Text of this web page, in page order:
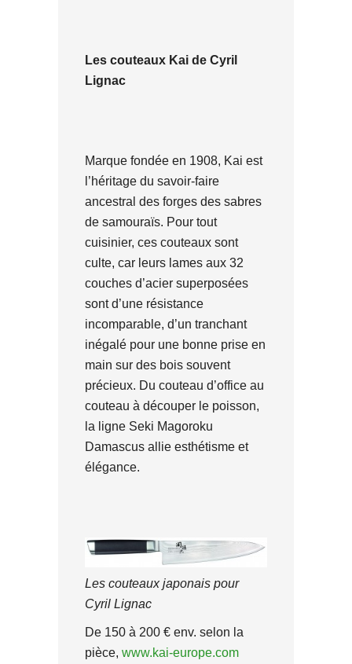
Les couteaux Kai de Cyril
Lignac
Marque fondée en 1908, Kai est
l’héritage du savoir-faire
ancestral des forges des sabres
de samouraïs. Pour tout
cuisinier, ces couteaux sont
culte, car leurs lames aux 32
couches d’acier superposées
sont d’une résistance
incomparable, d’un tranchant
inégalé pour une bonne prise en
main sur des bois souvent
précieux. Du couteau d’office au
couteau à découper le poisson,
la ligne Seki Magoroku
Damascus allie esthétisme et
élégance.
Les couteaux japonais pour
Cyril Lignac
De 150 à 200 € env. selon la
pièce, www.kai-europe.com